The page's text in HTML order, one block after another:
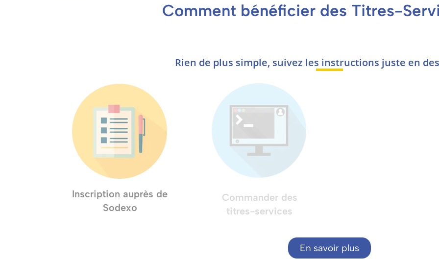
Comment bénéficier des Titres-
Rien de plus simple, suivez les instructions juste en
Inscription auprès de
Sodexo
Commander des
titres-services
En savoir plus